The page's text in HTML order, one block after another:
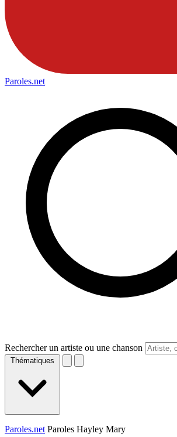
Paroles.net
Rechercher un artiste ou une chanson
Thématiques
Paroles.net Paroles Hayley Mary